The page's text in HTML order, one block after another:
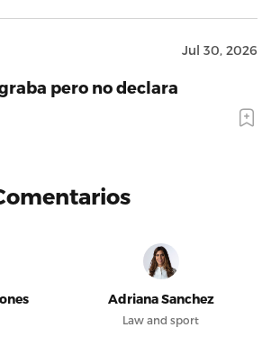
Jul 30, 2026
pero no declara
Adriana Sanchez
Law and sport